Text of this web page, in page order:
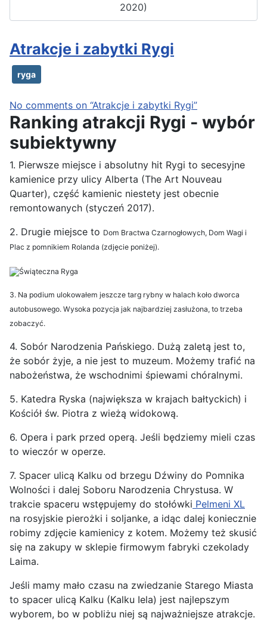
2020)
Atrakcje i zabytki Rygi
ryga
No comments on “Atrakcje i zabytki Rygi”
Ranking atrakcji Rygi - wybór
subiektywny
1. Pierwsze miejsce i absolutny hit Rygi to secesyjne
kamienice przy ulicy Alberta (The Art Nouveau
Quarter), część kamienic niestety jest obecnie
remontowanych (styczeń 2017).
2. Drugie miejsce to Dom Bractwa Czarnogłowych, Dom Wagi i
Plac z pomnikiem Rolanda (zdjęcie poniżej).
3. Na podium ulokowałem jeszcze targ rybny w halach koło dworca
autobusowego. Wysoka pozycja jak najbardziej zasłużona, to trzeba
zobaczyć.
4. Sobór Narodzenia Pańskiego. Dużą zaletą jest to,
że sobór żyje, a nie jest to muzeum. Możemy trafić na
nabożeństwa, że wschodnimi śpiewami chóralnymi.
5. Katedra Ryska (największa w krajach bałtyckich) i
Kościół św. Piotra z wieżą widokową.
6. Opera i park przed operą. Jeśli będziemy mieli czas
to wieczór w operze.
7. Spacer ulicą Kalku od brzegu Dźwiny do Pomnika
Wolności i dalej Soboru Narodzenia Chrystusa. W
trakcie spaceru wstępujemy do stołówki Pelmeni XL
na rosyjskie pierożki i soljanke, a idąc dalej koniecznie
robimy zdjęcie kamienicy z kotem. Możemy też skusić
się na zakupy w sklepie firmowym fabryki czekolady
Laima.
Jeśli mamy mało czasu na zwiedzanie Starego Miasta
to spacer ulicą Kalku (Kalku Iela) jest najlepszym
wyborem, bo w pobliżu niej są najważniejsze atrakcje.